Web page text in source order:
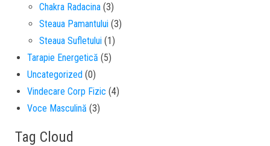
Chakra Radacina (3)
Steaua Pamantului (3)
Steaua Sufletului (1)
Tarapie Energetică (5)
Uncategorized (0)
Vindecare Corp Fizic (4)
Voce Masculină (3)
Tag Cloud